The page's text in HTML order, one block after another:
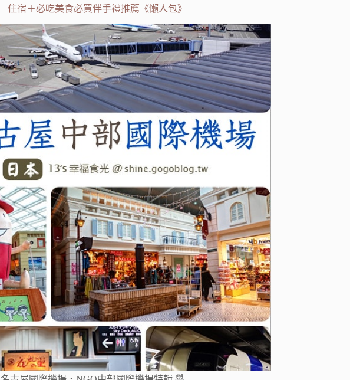
住宿＋必吃美食必買伴手禮推薦《懶人包》